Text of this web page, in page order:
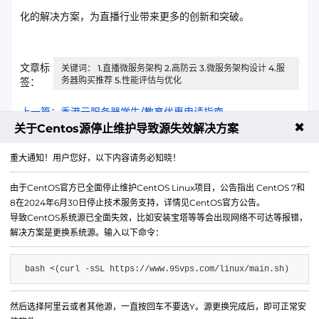
化的解决方案，为直播行业带来更多的创新和突破。
文章标
签：
关键词： 1.直播微服务架构 2.高防云 3.微服务架构设计 4.服
务器购买推荐 5.性能评估与优化
上一篇：香港云服务器学生/教育优惠申请指南
微信公众号
关于Centos源停止维护导致源失效解决方案 ✖
重大通知！用户您好，以下内容请务必知晓！
由于CentOS官方已全面停止维护CentOS Linux项目，公告指出 CentOS 7和
8在2024年6月30日停止技术服务支持，详情见CentOS官方公告。
导致CentOS系统源已全面失效，比如安装宝塔等等会出现网络不可达等报错，
解决方案是更换系统源。输入以下命令：
bash <(curl -sSL https://www.95vps.com/linux/main.sh)
然后选择阿里云或者其他源，一直按回车不要选Y。源更换完成后，即可正常安